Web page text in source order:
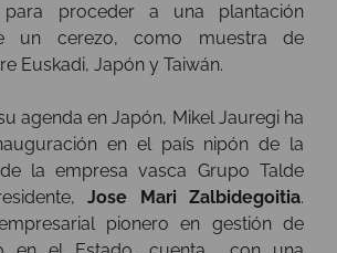
proceder a una plantación
un cerezo, como muestra de
Euskadi, Japón y Taiwán.
agenda en Japón, Mikel Jauregi ha
en el país nipón de la
la empresa vasca Grupo Talde
Jose Mari Zalbidegoitia.
pionero en gestión de